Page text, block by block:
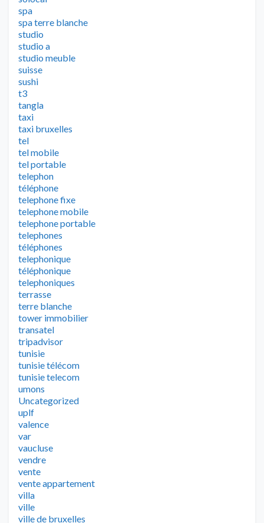
spa
spa terre blanche
studio
studio a
studio meuble
suisse
sushi
t3
tangla
taxi
taxi bruxelles
tel
tel mobile
tel portable
telephon
téléphone
telephone fixe
telephone mobile
telephone portable
telephones
téléphones
telephonique
téléphonique
telephoniques
terrasse
terre blanche
tower immobilier
transatel
tripadvisor
tunisie
tunisie télécom
tunisie telecom
umons
Uncategorized
uplf
valence
var
vaucluse
vendre
vente
vente appartement
villa
ville
ville de bruxelles